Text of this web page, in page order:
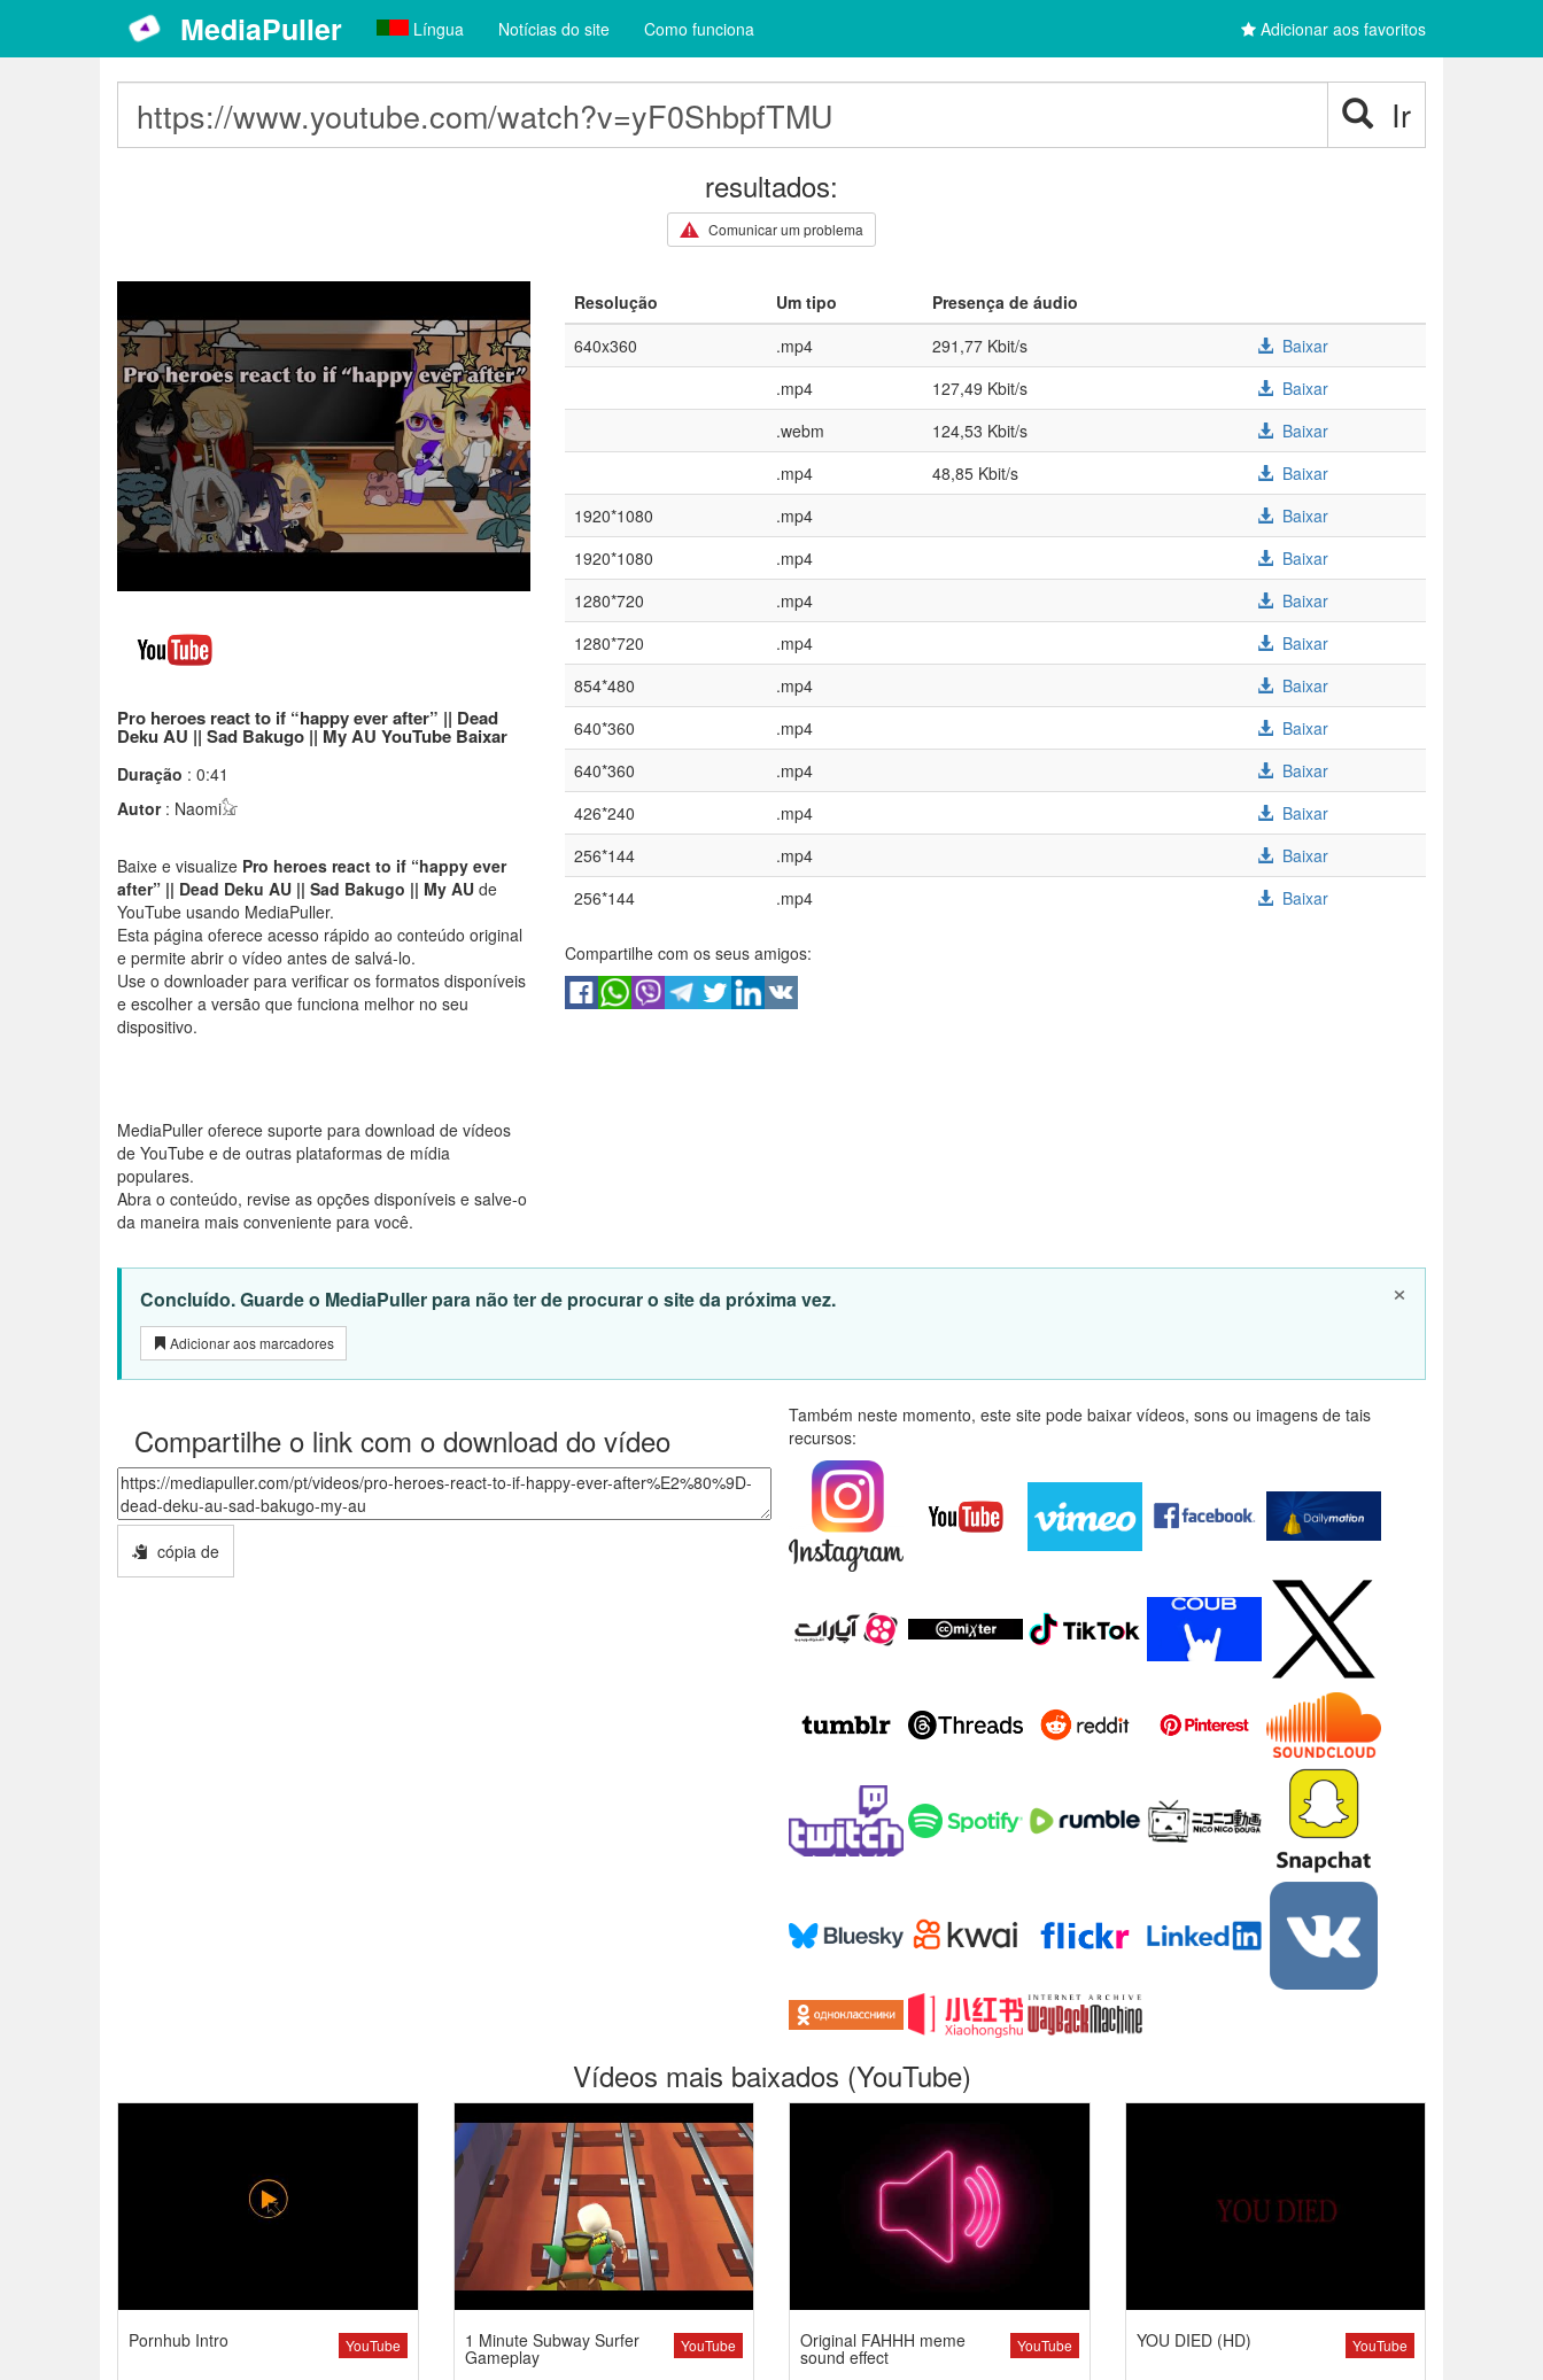
MediaPuller Língua Notícias do site Como funciona Adicionar aos favoritos
Ir
resultados:
Comunicar um problema
Pro heroes react to if “happy ever after” || Dead
Deku AU || Sad Bakugo || My AU YouTube Baixar
Duração : 0:41
Autor: Naomi𓃠
Baixe e visualize Pro heroes react to if “happy ever
after” || Dead Deku AU || Sad Bakugo || My AU de
YouTube usando MediaPuller.
Esta página oferece acesso rápido ao conteúdo original
e permite abrir o vídeo antes de salvá-lo.
Use o downloader para verificar os formatos disponíveis
e escolher a versão que funciona melhor no seu
dispositivo.
MediaPuller oferece suporte para download de vídeos
de YouTube e de outras plataformas de mídia
populares.
Abra o conteúdo, revise as opções disponíveis e salve-o
da maneira mais conveniente para você.
Resolução Um tipo
Presença de áudio
640x360
.mp4 291,77 Kbit/s
Baixar
.mp4
127,49 Kbit/s
Baixar
.webm
124,53 Kbit/s
Baixar
.mp4
48,85 Kbit/s
Baixar
1920*1080
.mp4
Baixar
1920*1080
.mp4
Baixar
1280*720
.mp4
Baixar
1280*720
.mp4
Baixar
854*480
.mp4
Baixar
640*360
.mp4
Baixar
640*360
.mp4
Baixar
426*240
.mp4
Baixar
256*144
.mp4
Baixar
256*144
.mp4 Baixar
Compartilhe com os seus amigos:
×
Concluído. Guarde o MediaPuller para não ter de procurar o site da próxima vez.
Adicionar aos marcadores
Compartilhe o link com o download do vídeo
cópia de
Também neste momento, este site pode baixar vídeos, sons ou imagens de tais
recursos:
Vídeos mais baixados (YouTube)
YouTube
Pornhub Intro YouTube
1 Minute Subway Surfer
Gameplay
YouTube
Original FAHHH meme
sound effect
YouTube
YOU DIED (HD)